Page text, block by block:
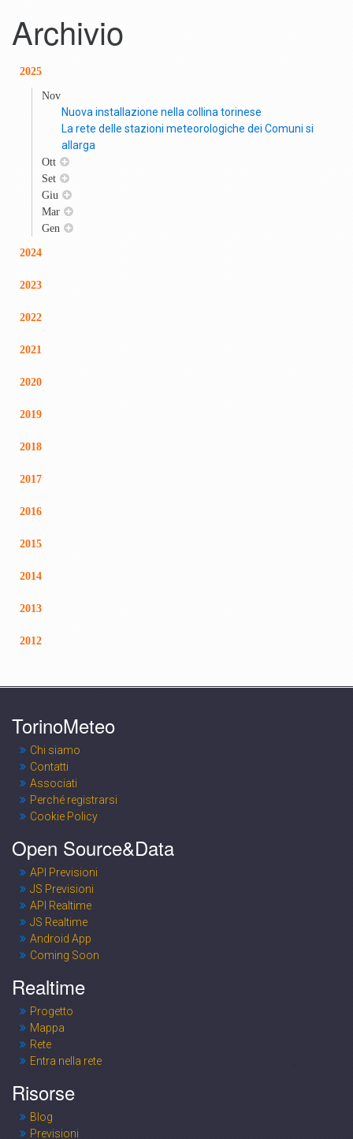
Archivio
2025
Nov
Nuova installazione nella collina torinese
La rete delle stazioni meteorologiche dei Comuni si
allarga
Ott
Set
Giu
Mar
Gen
2024
2023
2022
2021
2020
2019
2018
2017
2016
2015
2014
2013
2012
TorinoMeteo
Chi siamo
Contatti
Associati
Perché registrarsi
Cookie Policy
Open Source&Data
API Previsioni
JS Previsioni
API Realtime
JS Realtime
Android App
Coming Soon
Realtime
Progetto
Mappa
Rete
Entra nella rete
Risorse
Blog
Previsioni